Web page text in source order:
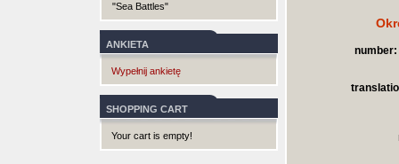
"Sea Battles"
ANKIETA
Wypełnij ankietę
SHOPPING CART
Your cart is empty!
number: